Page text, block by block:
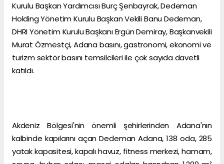
Kurulu Başkan Yardımcısı Burç Şenbayrak, Dedeman
Holding Yönetim Kurulu Başkan Vekili Banu Dedeman,
DHRI Yönetim Kurulu Başkanı Ergün Demiray, Başkanvekili
Murat Özmestçi, Adana basını, gastronomi, ekonomi ve
turizm sektör basını temsilcileri ile çok sayıda davetli
katıldı.
Akdeniz Bölgesi'nin önemli şehirlerinden Adana'nın
kalbinde kapılarını açan Dedeman Adana, 138 oda, 285
yatak kapasitesi, kapalı havuz, fitness merkezi, hamam,